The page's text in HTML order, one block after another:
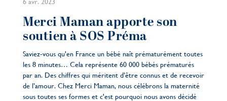
Merci Maman apporte son
soutien à SOS Préma
Saviez-vous qu'en France un bébé naît prématurément toutes
les 8 minutes… Cela représente 60 000 bébés prématurés
par an. Des chiffres qui méritent d’être connus et de recevoir
de l’amour. Chez Merci Maman, nous célébrons la maternité
sous toutes ses formes et c'est pourquoi nous avons décidé